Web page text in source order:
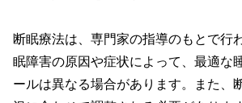
断眠療法は、専門家の指導のもとで行
眠障害の原因や症状によって、最適な
ールは異なる場合があります。また、